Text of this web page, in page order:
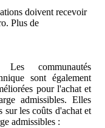
doivent recevoir
Plus de
communautés
sont également
pour l'achat et
admissibles. Elles
sur les coûts d'achat et
admissibles :